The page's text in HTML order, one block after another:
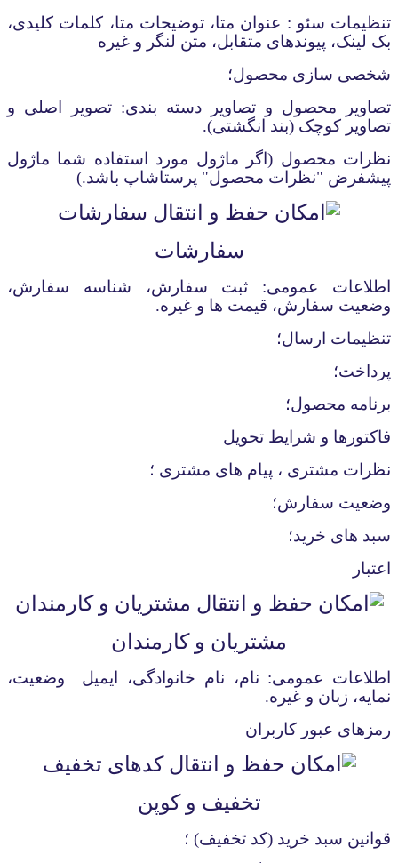
تنظیمات سئو : عنوان متا، توضیحات متا، کلمات کلیدی،
بک لینک، پیوندهای متقابل، متن لنگر و غیره
شخصی سازی محصول؛
تصاویر محصول و تصاویر دسته بندی: تصویر اصلی و
تصاویر کوچک (بند انگشتی).
نظرات محصول (اگر ماژول مورد استفاده شما ماژول
پیشفرض "نظرات محصول" پرستاشاپ باشد.)
سفارشات
اطلاعات عمومی: ثبت سفارش، شناسه سفارش،
وضعیت سفارش، قیمت ها و غیره.
تنظیمات ارسال؛
پرداخت؛
برنامه محصول؛
فاکتورها و شرایط تحویل
نظرات مشتری ، پیام های مشتری ؛
وضعیت سفارش؛
سبد های خرید؛
اعتبار
مشتریان و کارمندان
اطلاعات عمومی: نام، نام خانوادگی، ایمیل
وضعیت،
نمایه، زبان و غیره.
رمزهای عبور کاربران
تخفیف و کوپن
قوانین سبد خرید (کد تخفیف) ؛